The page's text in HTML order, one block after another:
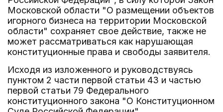
Московской области "О размещении объектов
игорного бизнеса на территории Московской
области" сохраняет свое действие, также не
может рассматриваться как нарушающая
конституционные права и свободы заявителя.
Исходя из изложенного и руководствуясь
пунктом 2 части первой статьи 43 и частью
первой статьи 79 Федерального
конституционного закона "О Конституционном